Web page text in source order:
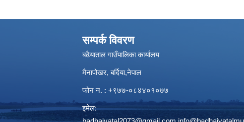
सम्पर्क विवरण
बढैयाताल गाउँपालिका कार्यालय
मैनापोखर, बर्दिया,नेपाल
फोन न. : +९७७-०८४४०१०७७
इमेल: